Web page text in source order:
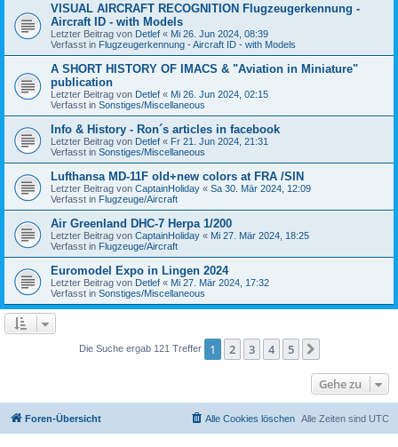
VISUAL AIRCRAFT RECOGNITION Flugzeugerkennung -
Aircraft ID - with Models
Letzter Beitrag von Detlef « Mi 26. Jun 2024, 08:39
Verfasst in Flugzeugerkennung - Aircraft ID - with Models
A SHORT HISTORY OF IMACS & "Aviation in Miniature"
publication
Letzter Beitrag von Detlef « Mi 26. Jun 2024, 02:15
Verfasst in Sonstiges/Miscellaneous
Info & History - Ron´s articles in facebook
Letzter Beitrag von Detlef « Fr 21. Jun 2024, 21:31
Verfasst in Sonstiges/Miscellaneous
Lufthansa MD-11F old+new colors at FRA /SIN
Letzter Beitrag von CaptainHoliday « Sa 30. Mär 2024, 12:09
Verfasst in Flugzeuge/Aircraft
Air Greenland DHC-7 Herpa 1/200
Letzter Beitrag von CaptainHoliday « Mi 27. Mär 2024, 18:25
Verfasst in Flugzeuge/Aircraft
Euromodel Expo in Lingen 2024
Letzter Beitrag von Detlef « Mi 27. Mär 2024, 17:32
Verfasst in Sonstiges/Miscellaneous
Die Suche ergab 121 Treffer 1 2 3 4 5
Gehe zu
Foren-Übersicht Alle Zeiten sind UTC
Alle Cookies löschen